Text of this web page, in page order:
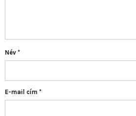
Név *
E-mail cím *